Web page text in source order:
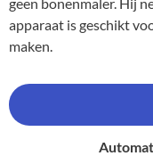
apparaat is geschikt
maken.